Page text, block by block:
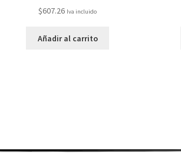
$607.26 Iva incluido
Añadir al carrito